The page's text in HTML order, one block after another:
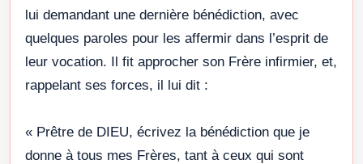
lui demandant une dernière bénédiction, avec
quelques paroles pour les affermir dans l’esprit de
leur vocation. Il fit approcher son Frère infirmier, et,
rappelant ses forces, il lui dit :
« Prêtre de DIEU, écrivez la bénédiction que je
donne à tous mes Frères, tant à ceux qui sont